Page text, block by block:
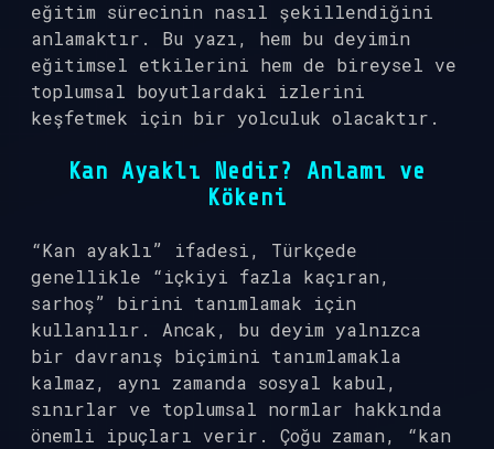
eğitim sürecinin nasıl şekillendiğini
anlamaktır. Bu yazı, hem bu deyimin
eğitimsel etkilerini hem de bireysel ve
toplumsal boyutlardaki izlerini
keşfetmek için bir yolculuk olacaktır.
Kan Ayaklı Nedir? Anlamı ve
Kökeni
“Kan ayaklı” ifadesi, Türkçede
genellikle “içkiyi fazla kaçıran,
sarhoş” birini tanımlamak için
kullanılır. Ancak, bu deyim yalnızca
bir davranış biçimini tanımlamakla
kalmaz, aynı zamanda sosyal kabul,
sınırlar ve toplumsal normlar hakkında
önemli ipuçları verir. Çoğu zaman, “kan